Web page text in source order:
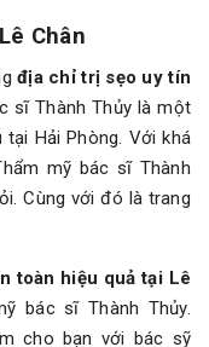
Chân
địa chỉ trị sẹo uy tín
sĩ Thành Thủy là một
Hải Phòng. Với khá
mỹ bác sĩ Thành
Cùng với đó là trang
toàn hiệu quả tại Lê
bác sĩ Thành Thủy.
cho bạn với bác sỹ